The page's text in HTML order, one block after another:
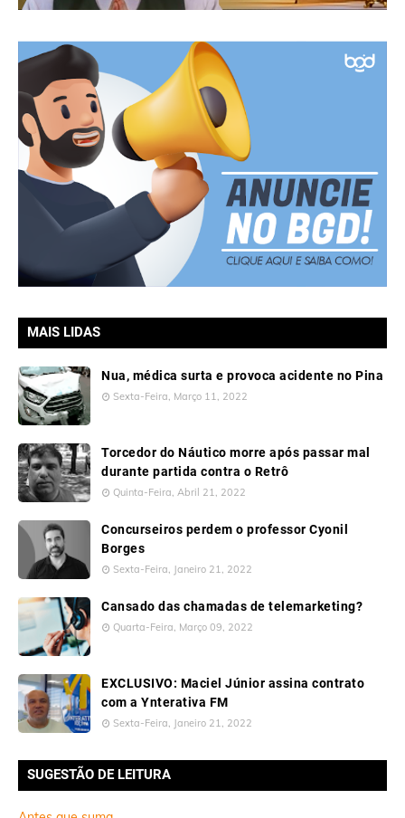
MAIS LIDAS
Nua, médica surta e provoca acidente no Pina
Sexta-Feira, Março 11, 2022
Torcedor do Náutico morre após passar mal
durante partida contra o Retrô
Quinta-Feira, Abril 21, 2022
Concurseiros perdem o professor Cyonil
Borges
Sexta-Feira, Janeiro 21, 2022
Cansado das chamadas de telemarketing?
Quarta-Feira, Março 09, 2022
EXCLUSIVO: Maciel Júnior assina contrato
com a Ynterativa FM
Sexta-Feira, Janeiro 21, 2022
SUGESTÃO DE LEITURA